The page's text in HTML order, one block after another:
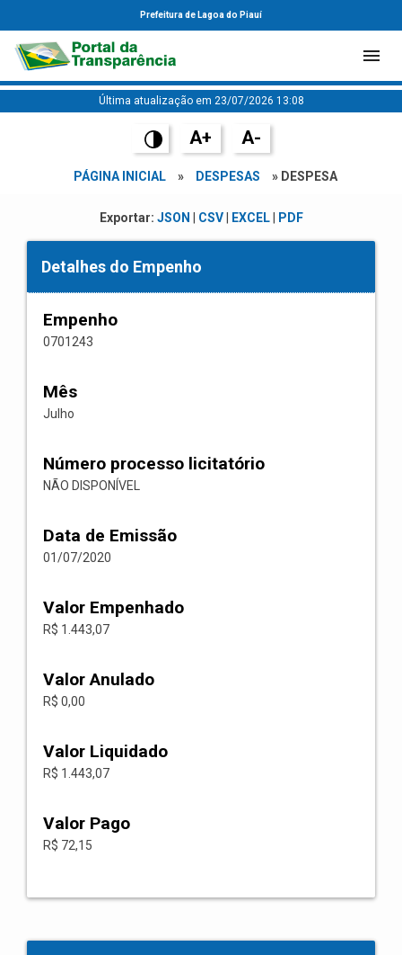
Prefeitura de Lagoa do Piauí
Última atualização em 23/07/2026 13:08
A+ A-
PÁGINA INICIAL » DESPESAS » DESPESA
Exportar: JSON CSV| EXCEL| PDF
Detalhes do Empenho
Empenho
0701243
Mês
Julho
Número processo licitatório
NÃO DISPONÍVEL
Data de Emissão
01/07/2020
Valor Empenhado
R$ 1.443,07
Valor Anulado
R$ 0,00
Valor Liquidado
R$ 1.443,07
Valor Pago
R$ 72,15